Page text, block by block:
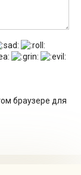
браузере для